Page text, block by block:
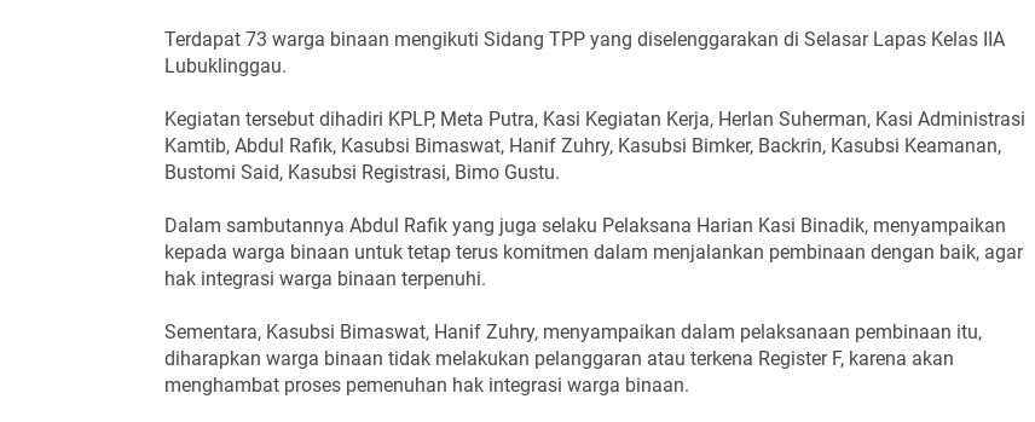
Terdapat 73 warga binaan mengikuti Sidang TPP yang diselenggarakan di Selasar Lapas Kelas IIA
Lubuklinggau.
Kegiatan tersebut dihadiri KPLP, Meta Putra, Kasi Kegiatan Kerja, Herlan Suherman, Kasi Administrasi
Kamtib, Abdul Rafik, Kasubsi Bimaswat, Hanif Zuhry, Kasubsi Bimker, Backrin, Kasubsi Keamanan,
Bustomi Said, Kasubsi Registrasi, Bimo Gustu.
Dalam sambutannya Abdul Rafik yang juga selaku Pelaksana Harian Kasi Binadik, menyampaikan
kepada warga binaan untuk tetap terus komitmen dalam menjalankan pembinaan dengan baik, agar
hak integrasi warga binaan terpenuhi.
Sementara, Kasubsi Bimaswat, Hanif Zuhry, menyampaikan dalam pelaksanaan pembinaan itu,
diharapkan warga binaan tidak melakukan pelanggaran atau terkena Register F, karena akan
menghambat proses pemenuhan hak integrasi warga binaan.